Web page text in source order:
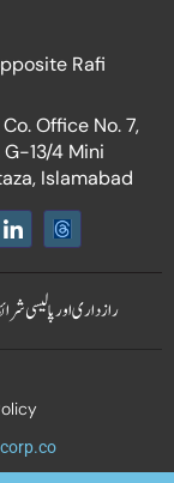
Rafi
Office No. 7,
13/4 Mini
Islamabad
I
c
n
-
l
d
n
رازداری اور پالیسی